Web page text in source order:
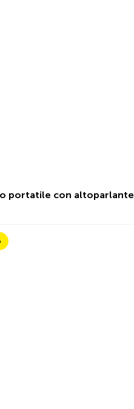
portatile con altoparlante